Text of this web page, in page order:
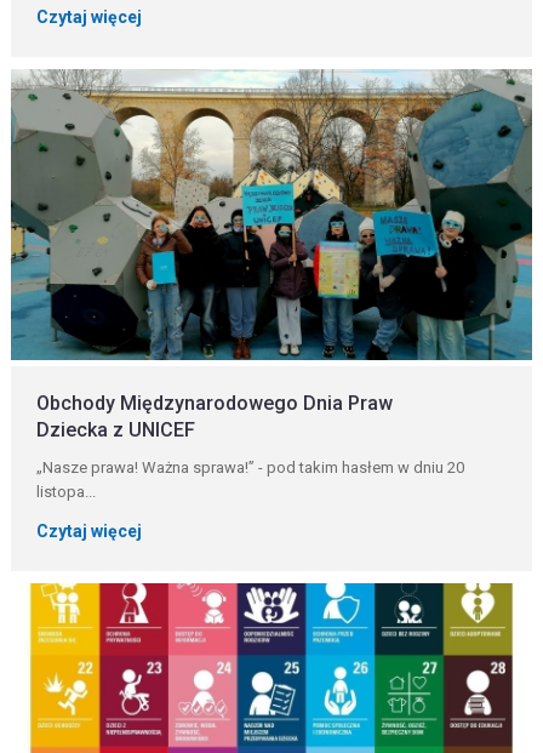
Czytaj więcej
Obchody Międzynarodowego Dnia Praw
Dziecka z UNICEF
„Nasze prawa! Ważna sprawa!” - pod takim hasłem w dniu 20
listopa...
Czytaj więcej